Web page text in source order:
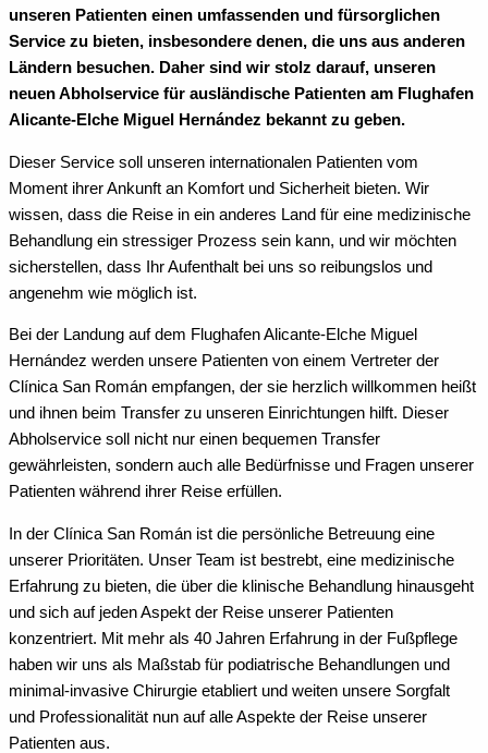
unseren Patienten einen umfassenden und fürsorglichen
Service zu bieten, insbesondere denen, die uns aus anderen
Ländern besuchen. Daher sind wir stolz darauf, unseren
neuen Abholservice für ausländische Patienten am Flughafen
Alicante-Elche Miguel Hernández bekannt zu geben.
Dieser Service soll unseren internationalen Patienten vom
Moment ihrer Ankunft an Komfort und Sicherheit bieten. Wir
wissen, dass die Reise in ein anderes Land für eine medizinische
Behandlung ein stressiger Prozess sein kann, und wir möchten
sicherstellen, dass Ihr Aufenthalt bei uns so reibungslos und
angenehm wie möglich ist.
Bei der Landung auf dem Flughafen Alicante-Elche Miguel
Hernández werden unsere Patienten von einem Vertreter der
Clínica San Román empfangen, der sie herzlich willkommen heißt
und ihnen beim Transfer zu unseren Einrichtungen hilft. Dieser
Abholservice soll nicht nur einen bequemen Transfer
gewährleisten, sondern auch alle Bedürfnisse und Fragen unserer
Patienten während ihrer Reise erfüllen.
In der Clínica San Román ist die persönliche Betreuung eine
unserer Prioritäten. Unser Team ist bestrebt, eine medizinische
Erfahrung zu bieten, die über die klinische Behandlung hinausgeht
und sich auf jeden Aspekt der Reise unserer Patienten
konzentriert. Mit mehr als 40 Jahren Erfahrung in der Fußpflege
haben wir uns als Maßstab für podiatrische Behandlungen und
minimal-invasive Chirurgie etabliert und weiten unsere Sorgfalt
und Professionalität nun auf alle Aspekte der Reise unserer
Patienten aus.